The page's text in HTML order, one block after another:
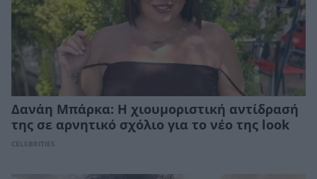
Δανάη Μπάρκα: Η χιουμοριστική αντίδρασή
της σε αρνητικό σχόλιο για το νέο της look
CELEBRITIES